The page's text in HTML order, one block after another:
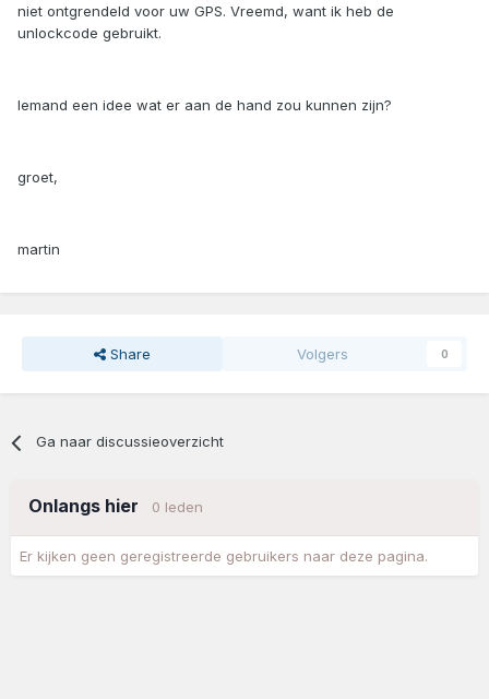
niet ontgrendeld voor uw GPS. Vreemd, want ik heb de
unlockcode gebruikt.
Iemand een idee wat er aan de hand zou kunnen zijn?
groet,
martin
Share Volgers 0
Ga naar discussieoverzicht
Onlangs hier 0 leden
Er kijken geen geregistreerde gebruikers naar deze pagina.